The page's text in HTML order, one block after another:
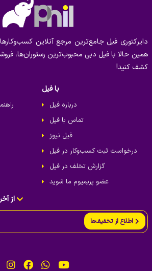
با فیل
درباره فیل
تماس با فیل
فیل نیوز
درخواست ثبت کسب‌و‌کار در فیل
گزارش تخلف در فیل
عضو پریمیوم ما شوید
از آخرین تخفیفات مطلع شوید
اطلاع از تخفیف‌ها
دایرکتوری فیل جامع‌ترین مرجع آنلاین
همین حالا با فیل دبی محبوب‌ترین رستوران‌ها،
کشف کنید!